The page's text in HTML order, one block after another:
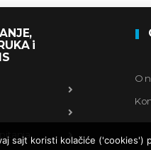
i
O
sajt koristi kolačiće ('cookies')